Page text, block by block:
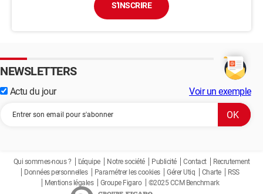
S'INSCRIRE
NEWSLETTERS
Actu du jour Voir un exemple
Qui sommes-nous ? L'équipe Notre société Publicité Contact
Recrutement
Données personnelles
Paramétrer les cookies Gérer Utiq Charte
RSS
Mentions légales
Groupe Figaro ©2025 CCM Benchmark